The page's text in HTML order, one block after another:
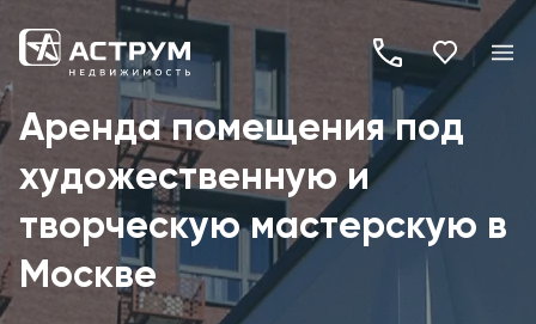
+7
(495)
260-
19-
Аренда помещения под
художественную и
творческую мастерскую в
Москве